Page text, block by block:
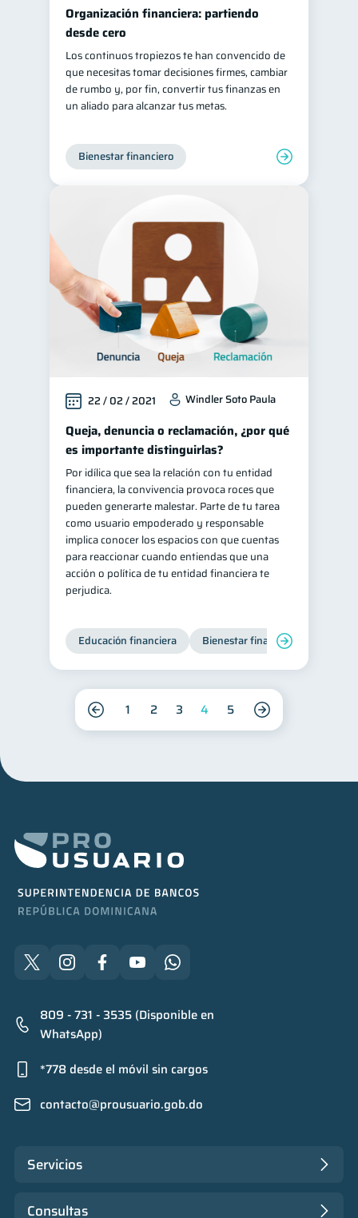
Organización financiera: partiendo
desde cero
Los continuos tropiezos te han convencido de
que necesitas tomar decisiones firmes, cambiar
de rumbo y, por fin, convertir tus finanzas en
un aliado para alcanzar tus metas.
Bienestar financiero
22 / 02 / 2021 Windler Soto Paula
Queja, denuncia o reclamación, ¿por qué
es importante distinguirlas?
Por idílica que sea la relación con tu entidad
financiera, la convivencia provoca roces que
pueden generarte malestar. Parte de tu tarea
como usuario empoderado y responsable
implica conocer los espacios con que cuentas
para reaccionar cuando entiendas que una
acción o política de tu entidad financiera te
perjudica.
Educación financiera Bienestar financiero
1 2 3 4 5
809 - 731 - 3535 (Disponible en
WhatsApp)
*778 desde el móvil sin cargos
contacto@prousuario.gob.do
Servicios
Consultas